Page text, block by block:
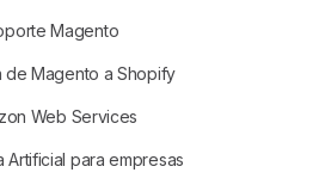
Magento
de Magento a Shopify
Web Services
Artificial para empresas